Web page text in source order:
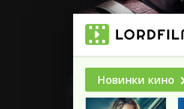
Новинки кино